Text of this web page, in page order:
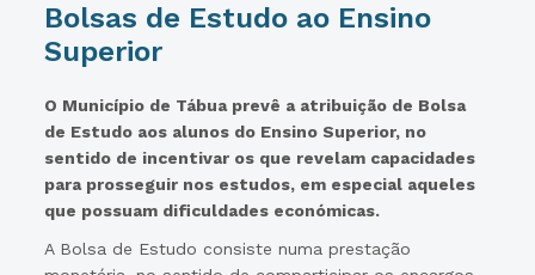
Bolsas de Estudo ao Ensino
Superior
O Município de Tábua prevê a atribuição de Bolsa
de Estudo aos alunos do Ensino Superior, no
sentido de incentivar os que revelam capacidades
para prosseguir nos estudos, em especial aqueles
que possuam dificuldades económicas.
A Bolsa de Estudo consiste numa prestação